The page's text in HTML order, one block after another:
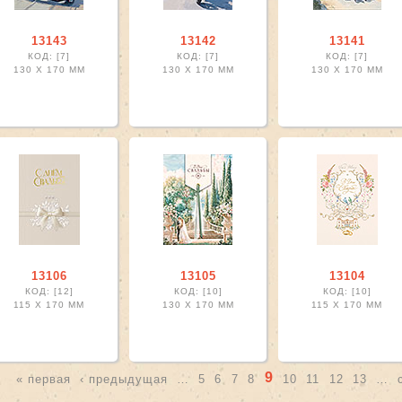
filter
и близким filter
filter
filter
терапия filter
моменты filter
моей мечты filter
filter
лента filter
13143
КОД: [7]
130 X
170 ММ
13142
КОД: [7]
130 X
170 ММ
13141
КОД: [7]
130 X
170 ММ
13106
КОД: [12]
115 X 170 ММ
13105
КОД: [10]
130 X
170 ММ
13104
КОД: [10]
115 X 170 ММ
« первая ‹ предыдущая … 5 6 7 8 9 10 11 12 13